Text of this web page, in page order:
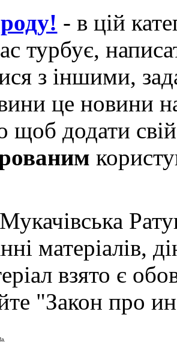
- в цій
турбує,
з іншими,
це новини
щоб додати
матеріалів,
взято є
"Закон про